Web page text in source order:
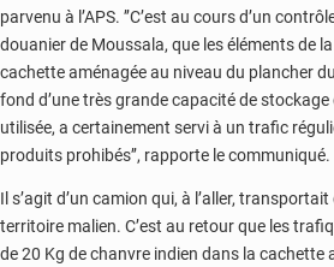
parvenu à l’APS. ’’C’est au cours d’un
douanier de Moussala, que les éléments de
cachette aménagée au niveau du plancher
fond d’une très grande capacité de
utilisée, a certainement servi à un trafic
produits prohibés’’, rapporte le communiqué.
Il s’agit d’un camion qui, à l’aller,
territoire malien. C’est au retour que les
de 20 Kg de chanvre indien dans la cachette